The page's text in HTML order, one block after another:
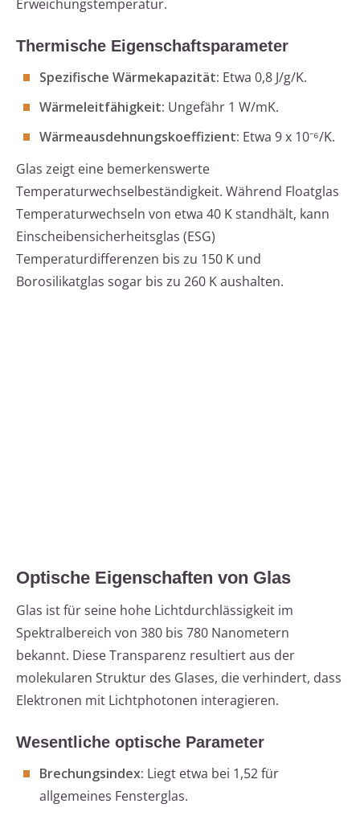
Erweichungstemperatur.
Thermische Eigenschaftsparameter
Spezifische Wärmekapazität: Etwa 0,8 J/g/K.
Wärmeleitfähigkeit: Ungefähr 1 W/mK.
Wärmeausdehnungskoeffizient: Etwa 9 x 10⁻⁶/K.
Glas zeigt eine bemerkenswerte
Temperaturwechselbeständigkeit. Während Floatglas
Temperaturwechseln von etwa 40 K standhält, kann
Einscheibensicherheitsglas (ESG)
Temperaturdifferenzen bis zu 150 K und
Borosilikatglas sogar bis zu 260 K aushalten.
Optische Eigenschaften von Glas
Glas ist für seine hohe Lichtdurchlässigkeit im
Spektralbereich von 380 bis 780 Nanometern
bekannt. Diese Transparenz resultiert aus der
molekularen Struktur des Glases, die verhindert, dass
Elektronen mit Lichtphotonen interagieren.
Wesentliche optische Parameter
Brechungsindex: Liegt etwa bei 1,52 für
allgemeines Fensterglas.